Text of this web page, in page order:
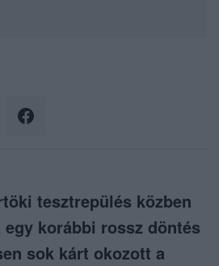
tesztrepülés közben
korábbi rossz döntés
sok kárt okozott a